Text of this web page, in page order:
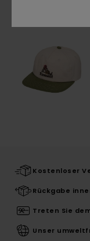
Kostenloser
Rückgabe
Treten Sie
Unser